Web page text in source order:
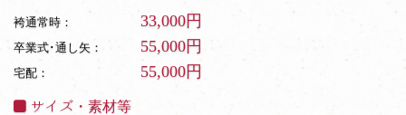
袴通常時： 33,000円
卒業式･通し矢： 55,000円
宅配： 55,000円
サイズ・素材等